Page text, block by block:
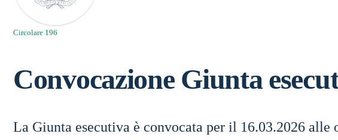
Circolare 196
Convocazione Giunta
La Giunta esecutiva è convocata per il 16.03.2026 alle